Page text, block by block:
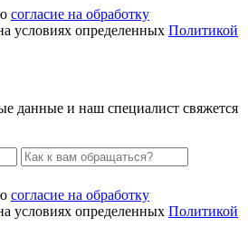
согласие на обработку
условиях определенных Политикой
данные и наш специалист свяжется
согласие на обработку
условиях определенных Политикой